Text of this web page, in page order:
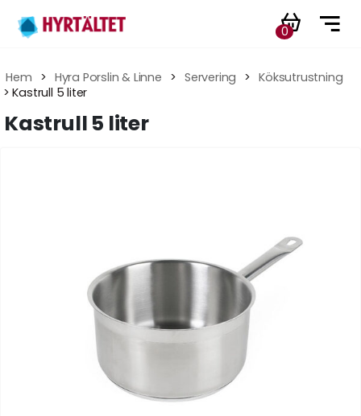
0
Hem > Hyra Porslin & Linne > Servering > Köksutrustning
> Kastrull 5 liter
Kastrull 5 liter